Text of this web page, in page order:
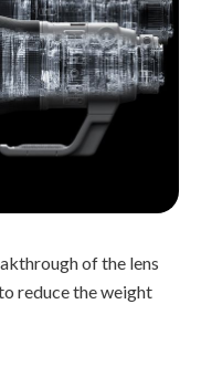
of the lens
reduce the weight